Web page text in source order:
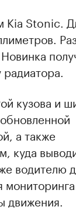
Kia Stonic.
кузова и
а также
куда
водителю
мониторинга
движения.